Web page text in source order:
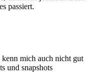
passiert.
mich auch nicht gut
und snapshots